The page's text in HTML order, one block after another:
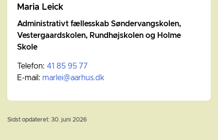
Maria Leick
Administrativt fællesskab Søndervangskolen,
Vestergaardskolen, Rundhøjskolen og Holme
Skole
Telefon: 41 85 95 77
E-mail: marlei@aarhus.dk
Sidst opdateret: 30. juni 2026